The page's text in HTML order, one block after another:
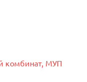
комбинат, МУП